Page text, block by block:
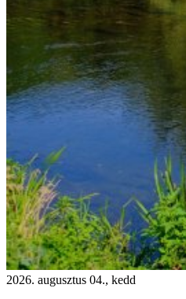
2026. augusztus 04., kedd